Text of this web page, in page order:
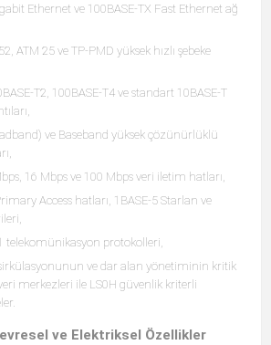
Ethernet ve 100BASE-TX Fast Ethernet ağ
ATM 25 ve TP-PMD yüksek hızlı şebeke
T2, 100BASE-T4 ve standart 10BASE-T
ve Baseband yüksek çözünürlüklü
16 Mbps ve 100 Mbps veri iletim hatları,
Access hatları, 1BASE-5 Starlan ve
telekomünikasyon protokolleri,
ve dar alan yönetiminin kritik
merkezleri ile LS0H güvenlik kriterli
ve Elektriksel Özellikler